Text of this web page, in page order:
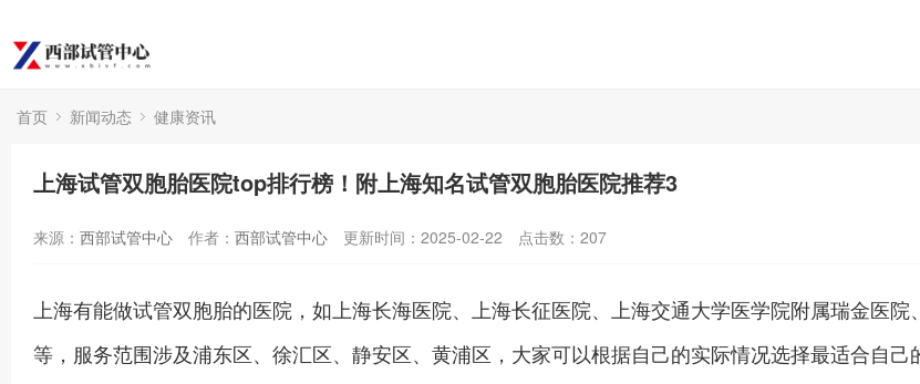
首页 新闻动态 健康资讯
上海试管双胞胎医院top排行榜！附上海知名试管双胞胎医院推荐3
来源： 西部试管中心 作者： 西部试管中心 更新时间：2025-02-22 点击数： 207
上海有能做试管双胞胎的医院，如上海长海医院、上海长征医院、上海交通大学医学院附属瑞金医
等，服务范围涉及浦东区、徐汇区、静安区、黄浦区，大家可以根据自己的实际情况选择最适合自己